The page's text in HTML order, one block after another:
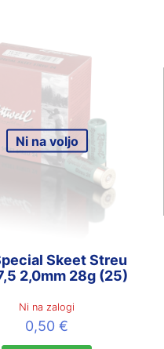
Ni na voljo
Skeet Streu
2,0mm 28g (25)
Ni na zalogi
0,50 €